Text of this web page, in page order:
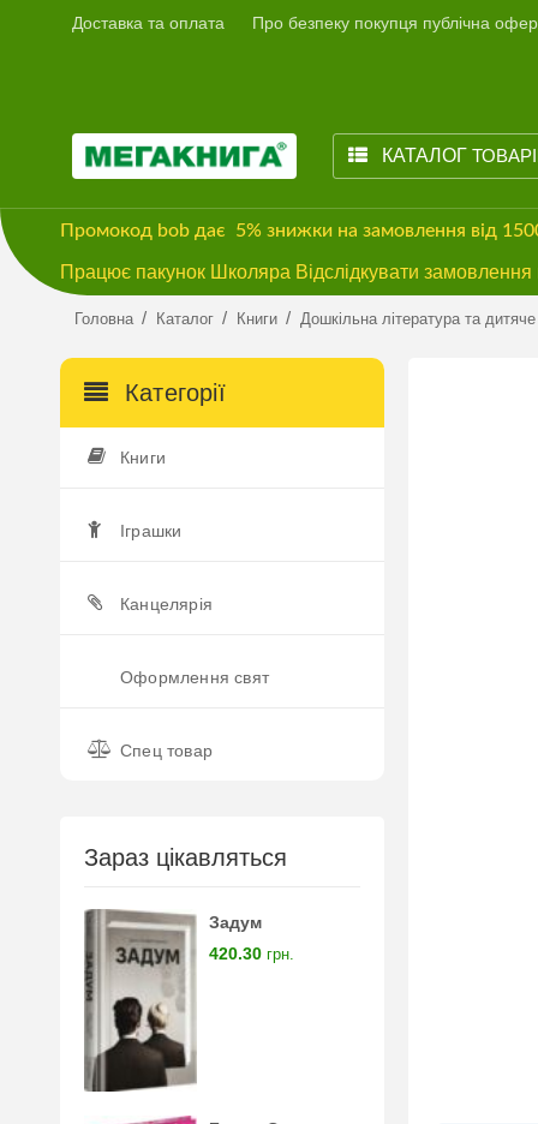
Доставка та оплата Про безпеку покупця публічна
КАТАЛОГ
Промокод bob дає 5% знижки на замовлення від
Працює пакунок Школяра Відслідкувати
Головна / Каталог / Книги / Дошкільна література та
Категорії
Книги
Іграшки
Канцелярія
Оформлення свят
Спец товар
Зараз цікавляться
Задум
420.30 грн.